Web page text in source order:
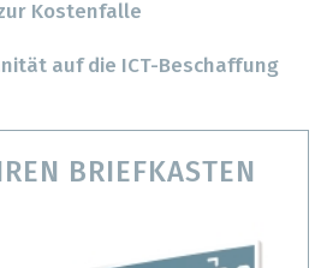
Kostenfalle
auf die ICT-Beschaffung
BRIEFKASTEN